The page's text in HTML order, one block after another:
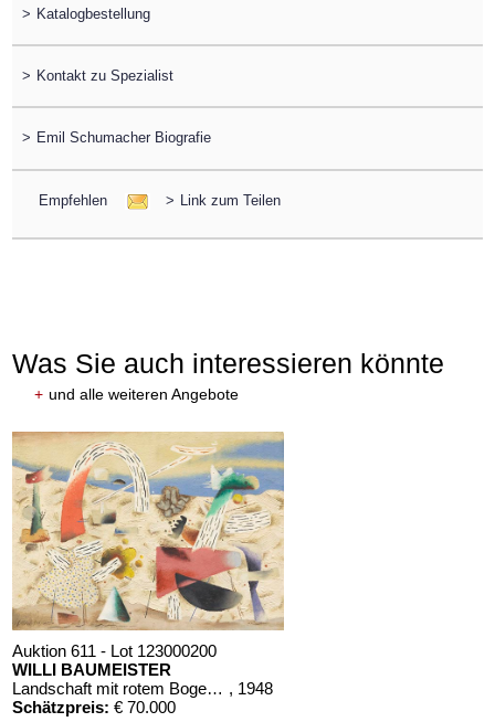
> Katalogbestellung
> Kontakt zu Spezialist
> Emil Schumacher Biografie
Empfehlen > Link zum Teilen
Was Sie auch interessieren könnte
+ und alle weiteren Angebote
Auktion 611 - Lot 123000200
WILLI BAUMEISTER
Landschaft mit rotem Bogen (Sommerfest) , 1948
Schätzpreis: € 70.000